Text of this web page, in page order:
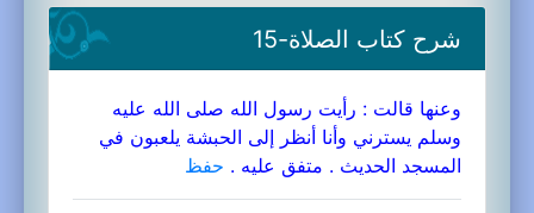
شرح كتاب الصلاة-15
وعنها قالت : رأيت رسول الله صلى الله عليه
وسلم يسترني وأنا أنظر إلى الحبشة يلعبون في
المسجد الحديث . متفق عليه . حفظ